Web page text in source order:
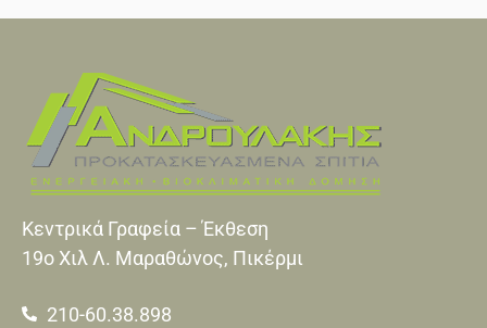
Κεντρικά Γραφεία – Έκθεση
19o Xιλ Λ. Μαραθώνος, Πικέρμι
210-60.38.898